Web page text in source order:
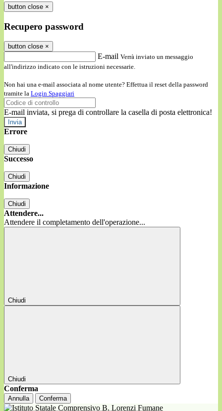
button close ×
Recupero password
button close ×
E-mail Verrà inviato un messaggio
all'indirizzo indicato con le istruzioni necessarie.
Non hai una e-mail associata al nome utente? Effettua il reset della password
tramite la Login Spaggiari
E-mail inviata, si prega di controllare la casella di posta elettronica!
Errore
Chiudi
Successo
Chiudi
Informazione
Chiudi
Attendere...
Attendere il completamento dell'operazione...
Chiudi
Chiudi
Conferma
Annulla Conferma